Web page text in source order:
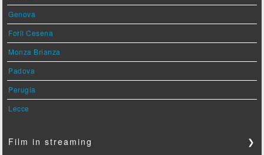
Genova
Forlì Cesena
Monza Brianza
Padova
Perugia
Lecce
Film in streaming ❯